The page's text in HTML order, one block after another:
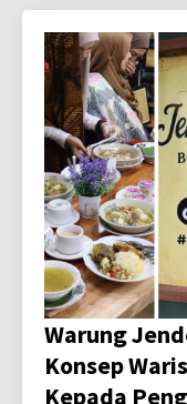
Warung
Konsep
Kepada